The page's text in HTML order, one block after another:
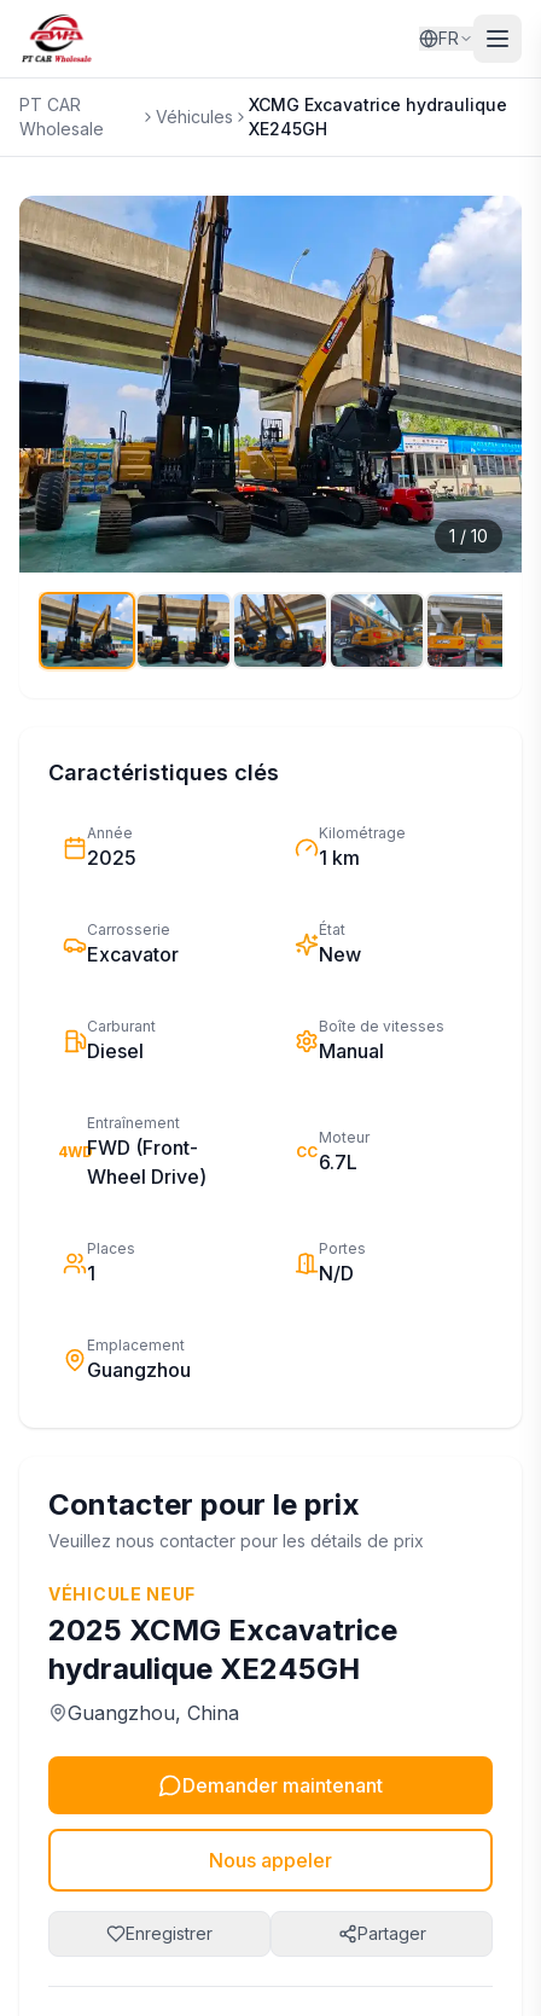
FR
PT CAR
Wholesale
Véhicules
XCMG Excavatrice hydraulique
XE245GH
1 / 10
Caractéristiques clés
Année
2025
Kilométrage
1 km
Carrosserie
Excavator
État
New
Carburant
Diesel
Boîte de vitesses
Manual
4WD
Entraînement
FWD (Front-
Wheel Drive)
CC
Moteur
6.7L
Places
1
Portes
N/D
Emplacement
Guangzhou
Contacter pour le prix
Veuillez nous contacter pour les détails de prix
VÉHICULE NEUF
2025 XCMG Excavatrice
hydraulique XE245GH
Guangzhou, China
Demander maintenant
Nous appeler
Enregistrer Partager